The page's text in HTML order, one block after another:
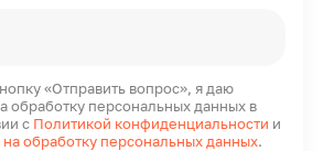
«Отправить вопрос», я даю
обработку персональных данных в
с Политикой конфиденциальности и
обработку персональных данных.